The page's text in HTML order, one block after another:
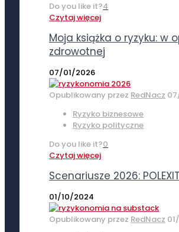
Do you like it?4
Czytaj więcej
Moja książka o ryzyku: w
zdrowotnej
07/01/2026
Opublikowany przez RedNacz
Ryzyko biznesowe
Ryzyko polityczne
Do you like it?0
Czytaj więcej
Scenariusze 2026: POLEXIT
01/10/2024
Opublikowany przez RedNacz